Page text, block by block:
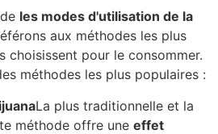
les modes d'utilisation de la
aux méthodes les plus
choisissent pour le consommer.
méthodes les plus populaires :
La plus traditionnelle et la
méthode offre une effet